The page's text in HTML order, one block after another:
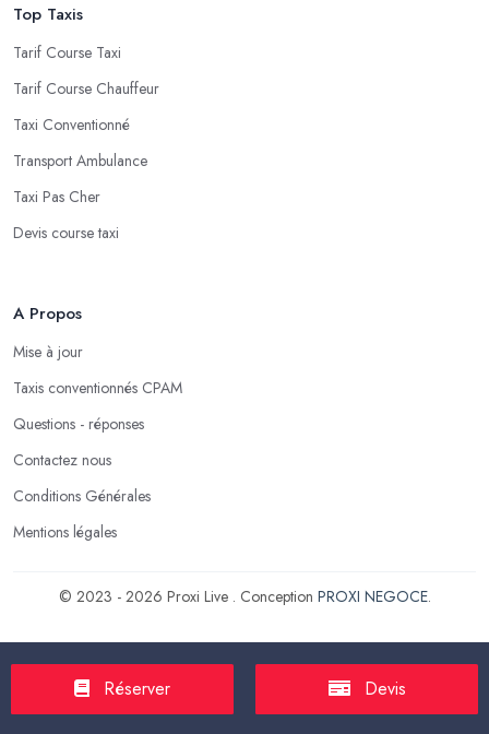
Top Taxis
Tarif Course Taxi
Tarif Course Chauffeur
Taxi Conventionné
Transport Ambulance
Taxi Pas Cher
Devis course taxi
A Propos
Mise à jour
Taxis conventionnés CPAM
Questions - réponses
Contactez nous
Conditions Générales
Mentions légales
© 2023 - 2026 Proxi Live . Conception PROXI NEGOCE.
Réserver Devis